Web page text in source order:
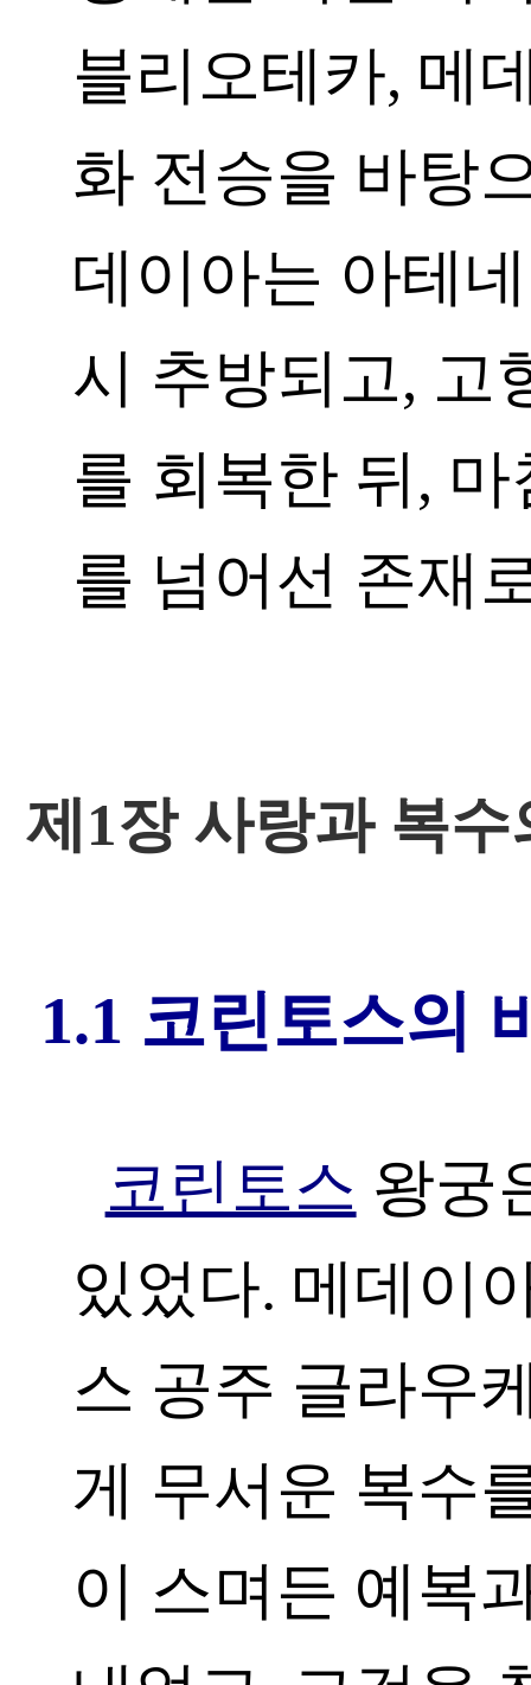
블리오테카, 메
화 전승을 바탕
데이아는 아테
시 추방되고, 고
를 회복한 뒤,
를 넘어선 존재
제1장 사랑과 복수
1.1 코린토스의
코린토스 왕궁
있었다. 메데이
스 공주 글라우
게 무서운 복수
이 스며든 예복